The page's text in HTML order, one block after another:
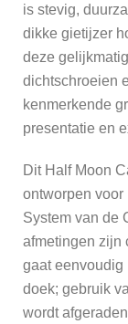
is stevig,
dikke gietijzer
deze
dichtschroeien
kenmerkende
presentatie en
Dit Half Moon
ontworpen
System van de
afmetingen zijn
gaat eenvoudig
doek; gebruik
wordt